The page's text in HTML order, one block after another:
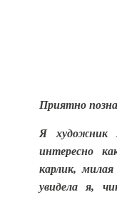
Приятно
Я художник
интересно
карлик,
увидела я,